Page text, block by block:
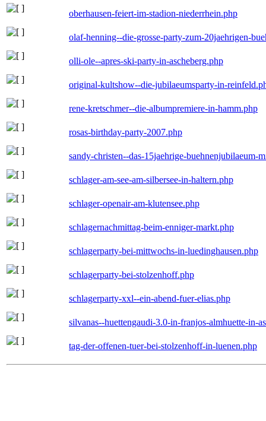
oberhausen-feiert-im-stadion-niederrhein.php
olaf-henning--die-grosse-party-zum-20jaehrigen-
olli-ole--apres-ski-party-in-ascheberg.php
original-kultshow--die-jubilaeumsparty-in-
rene-kretschmer--die-albumpremiere-in-hamm.php
rosas-birthday-party-2007.php
sandy-christen--das-15jaehrige-buehnenjubilaeum-
schlager-am-see-am-silbersee-in-haltern.php
schlager-openair-am-klutensee.php
schlagernachmittag-beim-enniger-markt.php
schlagerparty-bei-mittwochs-in-luedinghausen.php
schlagerparty-bei-stolzenhoff.php
schlagerparty-xxl--ein-abend-fuer-elias.php
silvanas--huettengaudi-3.0-in-franjos-almhuette-in-
tag-der-offenen-tuer-bei-stolzenhoff-in-luenen.php